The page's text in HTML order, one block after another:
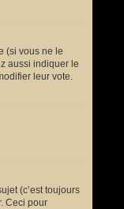
(si vous ne le
aussi indiquer le
leur vote.
(c’est toujours
Ceci pour